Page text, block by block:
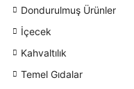
Dondurulmuş Ürünler
İçecek
Kahvaltılık
Temel Gıdalar